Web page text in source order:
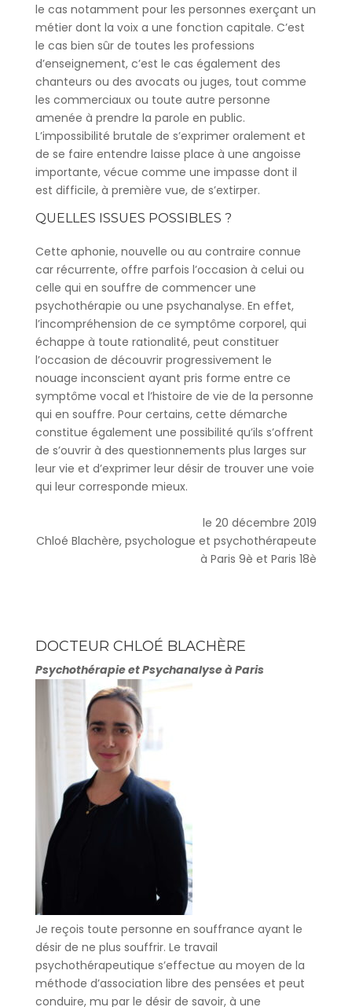
le cas notamment pour les personnes exerçant un
métier dont la voix a une fonction capitale. C’est
le cas bien sûr de toutes les professions
d’enseignement, c’est le cas également des
chanteurs ou des avocats ou juges, tout comme
les commerciaux ou toute autre personne
amenée à prendre la parole en public.
L’impossibilité brutale de s’exprimer oralement et
de se faire entendre laisse place à une angoisse
importante, vécue comme une impasse dont il
est difficile, à première vue, de s’extirper.
QUELLES ISSUES POSSIBLES ?
Cette aphonie, nouvelle ou au contraire connue
car récurrente, offre parfois l’occasion à celui ou
celle qui en souffre de commencer une
psychothérapie ou une psychanalyse. En effet,
l’incompréhension de ce symptôme corporel, qui
échappe à toute rationalité, peut constituer
l’occasion de découvrir progressivement le
nouage inconscient ayant pris forme entre ce
symptôme vocal et l’histoire de vie de la personne
qui en souffre. Pour certains, cette démarche
constitue également une possibilité qu’ils s’offrent
de s’ouvrir à des questionnements plus larges sur
leur vie et d’exprimer leur désir de trouver une voie
qui leur corresponde mieux.
le 20 décembre 2019
Chloé Blachère, psychologue et psychothérapeute
à Paris 9è et Paris 18è
DOCTEUR CHLOÉ BLACHÈRE
Psychothérapie et Psychanalyse à Paris
Je reçois toute personne en souffrance ayant le
désir de ne plus souffrir. Le travail
psychothérapeutique s’effectue au moyen de la
méthode d’association libre des pensées et peut
conduire, mu par le désir de savoir, à une